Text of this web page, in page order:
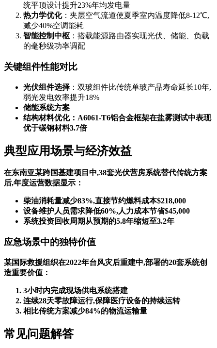
统平顶设计提升23%年均发电量
热力学优化：夹层空气流道使夏季室内温度降低8-12℃,
减少40%空调能耗
智能控制中枢 ：搭载能源路由器实现光伏、储能、负载
的毫秒级功率调配
关键组件性能对比
光伏组件选择 ：双玻组件比传统单玻产品寿命延长10年,
弱光发电效率提升18%
储能系统方案
结构材料优化：A6061-T6铝合金框架在盐雾测试中表现
优于碳钢材料3.7倍
典型应用场景与经济效益
在东南亚某跨国基建项目中,38套光伏营房系统替代传统方案
后,年度运营数据显示：
柴油消耗量减少83%,直接节约燃料成本$218,000
设备维护人员需求降低60%,人力成本节省$45,000
系统投资回收周期从预期的5.8年缩短至3.2年
应急场景中的独特价值
某国际救援组织在2022年台风灾后重建中,部署的20套系统创
造重要价值：
3小时内完成现场供电系统搭建
连续28天零故障运行,保障医疗设备的持续运转
相比传统方案减少84%的物流运输量
常见问题解答